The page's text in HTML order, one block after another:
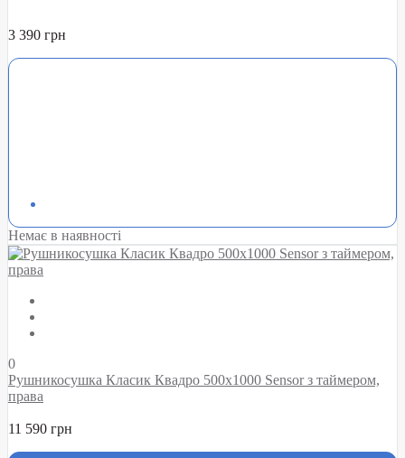
3 390 грн
Немає в наявності
0
Рушникосушка Класик Квадро 500х1000 Sensor з таймером,
права
11 590 грн